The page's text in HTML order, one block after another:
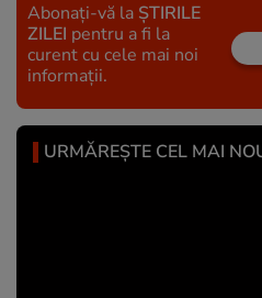
Abonați-vă la ȘTIRILE
ZILEI pentru a fi la
curent cu cele mai noi
informații.
URMĂREȘTE CEL MAI